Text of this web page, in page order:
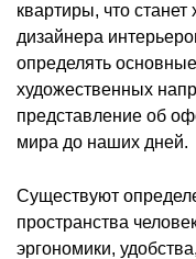
квартиры, что
дизайнера
определять
художественных
представление об
мира до наших дней.
Существуют
пространства
эргономики,